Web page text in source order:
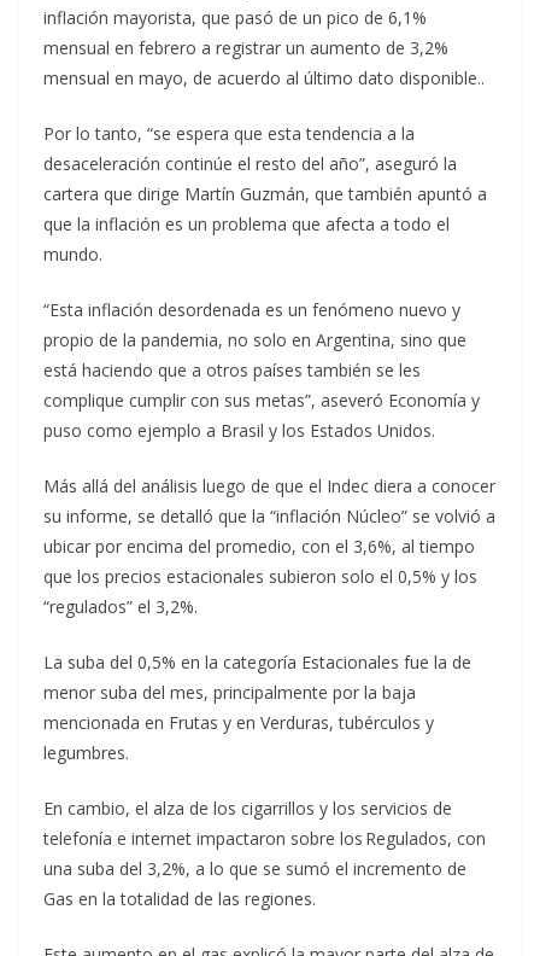
inflación mayorista, que pasó de un pico de 6,1%
mensual en febrero a registrar un aumento de 3,2%
mensual en mayo, de acuerdo al último dato disponible..
Por lo tanto, “se espera que esta tendencia a la
desaceleración continúe el resto del año”, aseguró la
cartera que dirige Martín Guzmán, que también apuntó a
que la inflación es un problema que afecta a todo el
mundo.
“Esta inflación desordenada es un fenómeno nuevo y
propio de la pandemia, no solo en Argentina, sino que
está haciendo que a otros países también se les
complique cumplir con sus metas”, aseveró Economía y
puso como ejemplo a Brasil y los Estados Unidos.
Más allá del análisis luego de que el Indec diera a conocer
su informe, se detalló que la “inflación Núcleo” se volvió a
ubicar por encima del promedio, con el 3,6%, al tiempo
que los precios estacionales subieron solo el 0,5% y los
“regulados” el 3,2%.
La suba del 0,5% en la categoría Estacionales fue la de
menor suba del mes, principalmente por la baja
mencionada en Frutas y en Verduras, tubérculos y
legumbres.
En cambio, el alza de los cigarrillos y los servicios de
telefonía e internet impactaron sobre los Regulados, con
una suba del 3,2%, a lo que se sumó el incremento de
Gas en la totalidad de las regiones.